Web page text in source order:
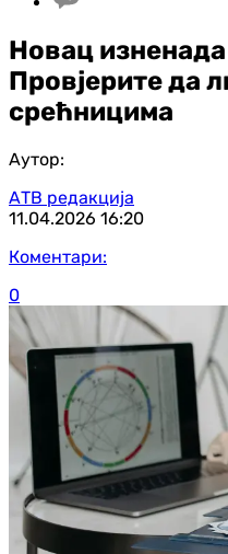
Новац
Провјерите да
срећницима
Аутор:
АТВ редакција
11.04.2026 16:20
Коментари:
0